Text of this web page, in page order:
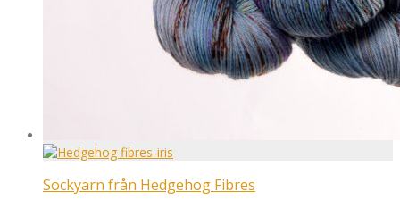
Sockyarn från Hedgehog Fibres